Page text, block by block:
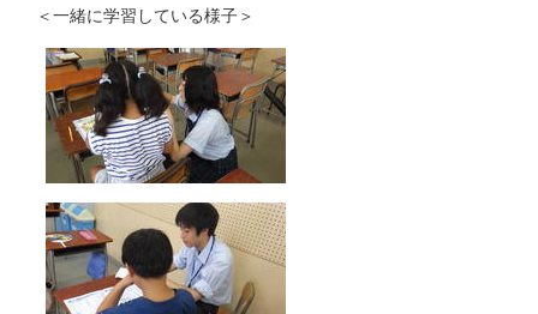
＜一緒に学習している様子＞